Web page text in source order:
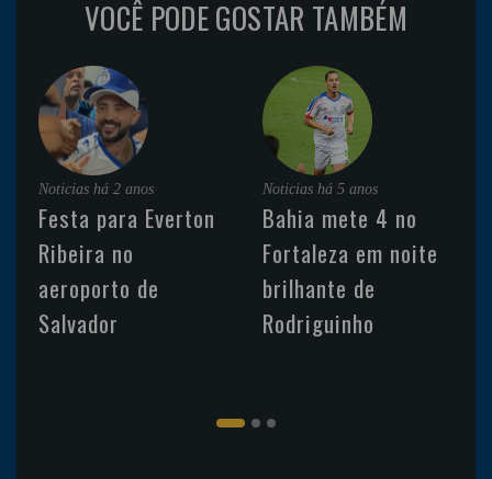
VOCÊ PODE GOSTAR TAMBÉM
Noticias há 2 anos
Festa para Everton
Ribeira no
aeroporto de
Salvador
Noticias há 5 anos
Bahia mete 4 no
Fortaleza em noite
brilhante de
Rodriguinho